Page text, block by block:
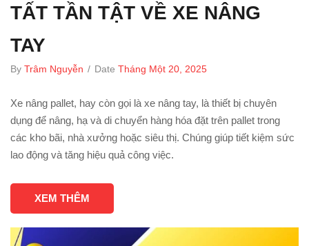
TẤT TẦN TẬT VỀ XE NÂNG
TAY
By Trâm Nguyễn / Date Tháng Một 20, 2025
Xe nâng pallet, hay còn gọi là xe nâng tay, là thiết bị chuyên
dụng để nâng, hạ và di chuyển hàng hóa đặt trên pallet trong
các kho bãi, nhà xưởng hoặc siêu thị. Chúng giúp tiết kiệm sức
lao động và tăng hiệu quả công việc.
XEM THÊM